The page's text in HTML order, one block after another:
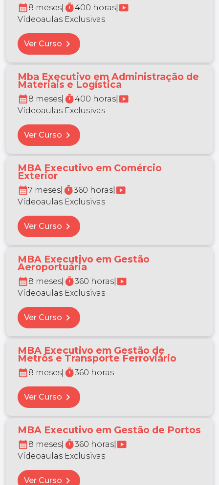
calendar_month8 meses timer400 horas smart_display
Vídeoaulas Exclusivas
Ver Curso chevron_right
Mba Executivo em Administração de
Materiais e Logística
calendar_month8 meses timer400 horas smart_display
Vídeoaulas Exclusivas
Ver Curso chevron_right
MBA Executivo em Comércio
Exterior
calendar_month7 meses timer360 horas smart_display
Vídeoaulas Exclusivas
Ver Curso chevron_right
MBA Executivo em Gestão
Aeroportuária
calendar_month8 meses timer360 horas smart_display
Vídeoaulas Exclusivas
Ver Curso chevron_right
MBA Executivo em Gestão de
Metrôs e Transporte Ferroviário
calendar_month8 meses timer360 horas
Ver Curso chevron_right
MBA Executivo em Gestão de Portos
calendar_month8 meses timer360 horas smart_display
Vídeoaulas Exclusivas
Ver Curso chevron_right